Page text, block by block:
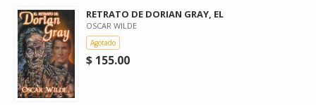
RETRATO DE DORIAN GRAY, EL
OSCAR WILDE
Agotado
$ 155.00